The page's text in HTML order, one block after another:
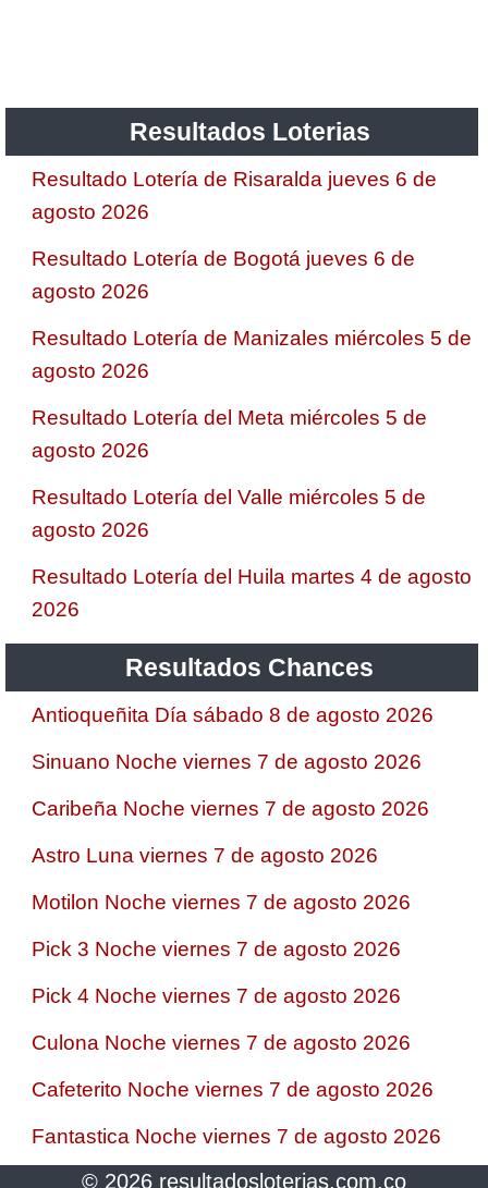
Resultados Loterias
Resultado Lotería de Risaralda jueves 6 de
agosto 2026
Resultado Lotería de Bogotá jueves 6 de
agosto 2026
Resultado Lotería de Manizales miércoles 5 de
agosto 2026
Resultado Lotería del Meta miércoles 5 de
agosto 2026
Resultado Lotería del Valle miércoles 5 de
agosto 2026
Resultado Lotería del Huila martes 4 de agosto
2026
Resultados Chances
Antioqueñita Día sábado 8 de agosto 2026
Sinuano Noche viernes 7 de agosto 2026
Caribeña Noche viernes 7 de agosto 2026
Astro Luna viernes 7 de agosto 2026
Motilon Noche viernes 7 de agosto 2026
Pick 3 Noche viernes 7 de agosto 2026
Pick 4 Noche viernes 7 de agosto 2026
Culona Noche viernes 7 de agosto 2026
Cafeterito Noche viernes 7 de agosto 2026
Fantastica Noche viernes 7 de agosto 2026
© 2026 resultadosloterias.com.co